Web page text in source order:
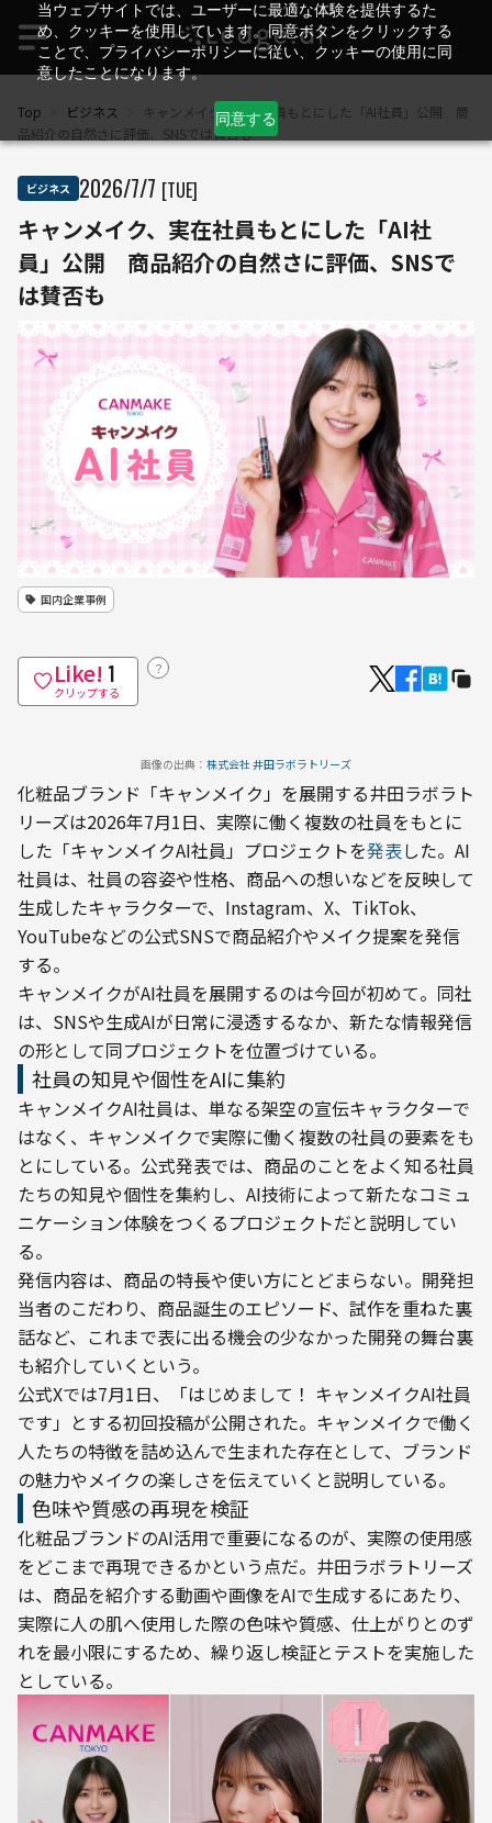
当ウェブサイトでは、ユーザーに最適な体験を提供するた
め、クッキーを使用しています。同意ボタンをクリックする
ことで、プライバシーポリシーに従い、クッキーの使用に同
意したことになります。
同意する
Top ビジネス
キャンメイク、実在社員もとにした「AI社員」公開 商
品紹介の自然さに評価、SNSでは賛否も
ビジネス 2026/7/7 [TUE]
キャンメイク、実在社員もとにした「AI社
員」公開 商品紹介の自然さに評価、SNSで
は賛否も
国内企業事例
Like! 1
クリップする
？
画像の出典： 株式会社 井田ラボラトリーズ
化粧品ブランド「キャンメイク」を展開する井田ラボラト
リーズは2026年7月1日、実際に働く複数の社員をもとに
した「キャンメイクAI社員」プロジェクトを発表した。AI
社員は、社員の容姿や性格、商品への想いなどを反映して
生成したキャラクターで、Instagram、X、TikTok、
YouTubeなどの公式SNSで商品紹介やメイク提案を発信
する。
キャンメイクがAI社員を展開するのは今回が初めて。同社
は、SNSや生成AIが日常に浸透するなか、新たな情報発信
の形として同プロジェクトを位置づけている。
社員の知見や個性をAIに集約
キャンメイクAI社員は、単なる架空の宣伝キャラクターで
はなく、キャンメイクで実際に働く複数の社員の要素をも
とにしている。公式発表では、商品のことをよく知る社員
たちの知見や個性を集約し、AI技術によって新たなコミュ
ニケーション体験をつくるプロジェクトだと説明してい
る。
発信内容は、商品の特長や使い方にとどまらない。開発担
当者のこだわり、商品誕生のエピソード、試作を重ねた裏
話など、これまで表に出る機会の少なかった開発の舞台裏
も紹介していくという。
公式Xでは7月1日、「はじめまして！ キャンメイクAI社員
です」とする初回投稿が公開された。キャンメイクで働く
人たちの特徴を詰め込んで生まれた存在として、ブランド
の魅力やメイクの楽しさを伝えていくと説明している。
色味や質感の再現を検証
化粧品ブランドのAI活用で重要になるのが、実際の使用感
をどこまで再現できるかという点だ。井田ラボラトリーズ
は、商品を紹介する動画や画像をAIで生成するにあたり、
実際に人の肌へ使用した際の色味や質感、仕上がりとのず
れを最小限にするため、繰り返し検証とテストを実施した